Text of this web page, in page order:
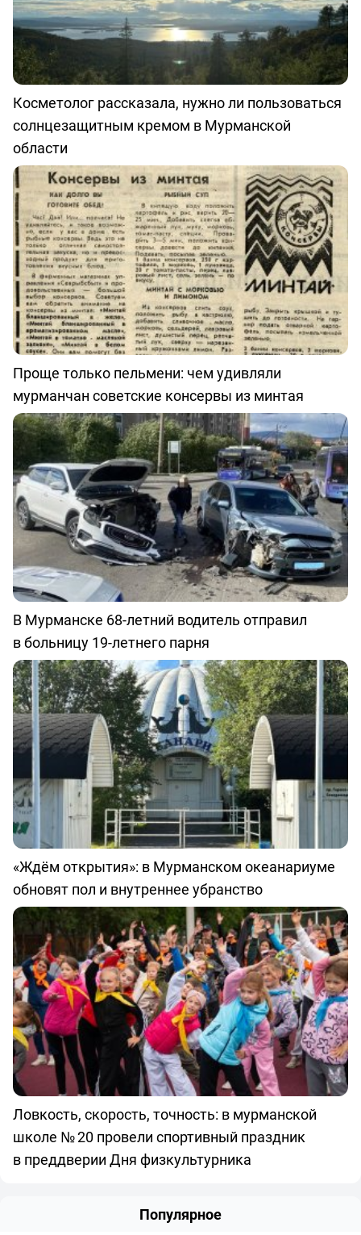
Косметолог рассказала, нужно ли пользоваться
солнцезащитным кремом в Мурманской
области
Проще только пельмени: чем удивляли
мурманчан советские консервы из минтая
В Мурманске 68-летний водитель отправил
в больницу 19-летнего парня
«Ждём открытия»: в Мурманском океанариуме
обновят пол и внутреннее убранство
Ловкость, скорость, точность: в мурманской
школе № 20 провели спортивный праздник
в преддверии Дня физкультурника
Популярное